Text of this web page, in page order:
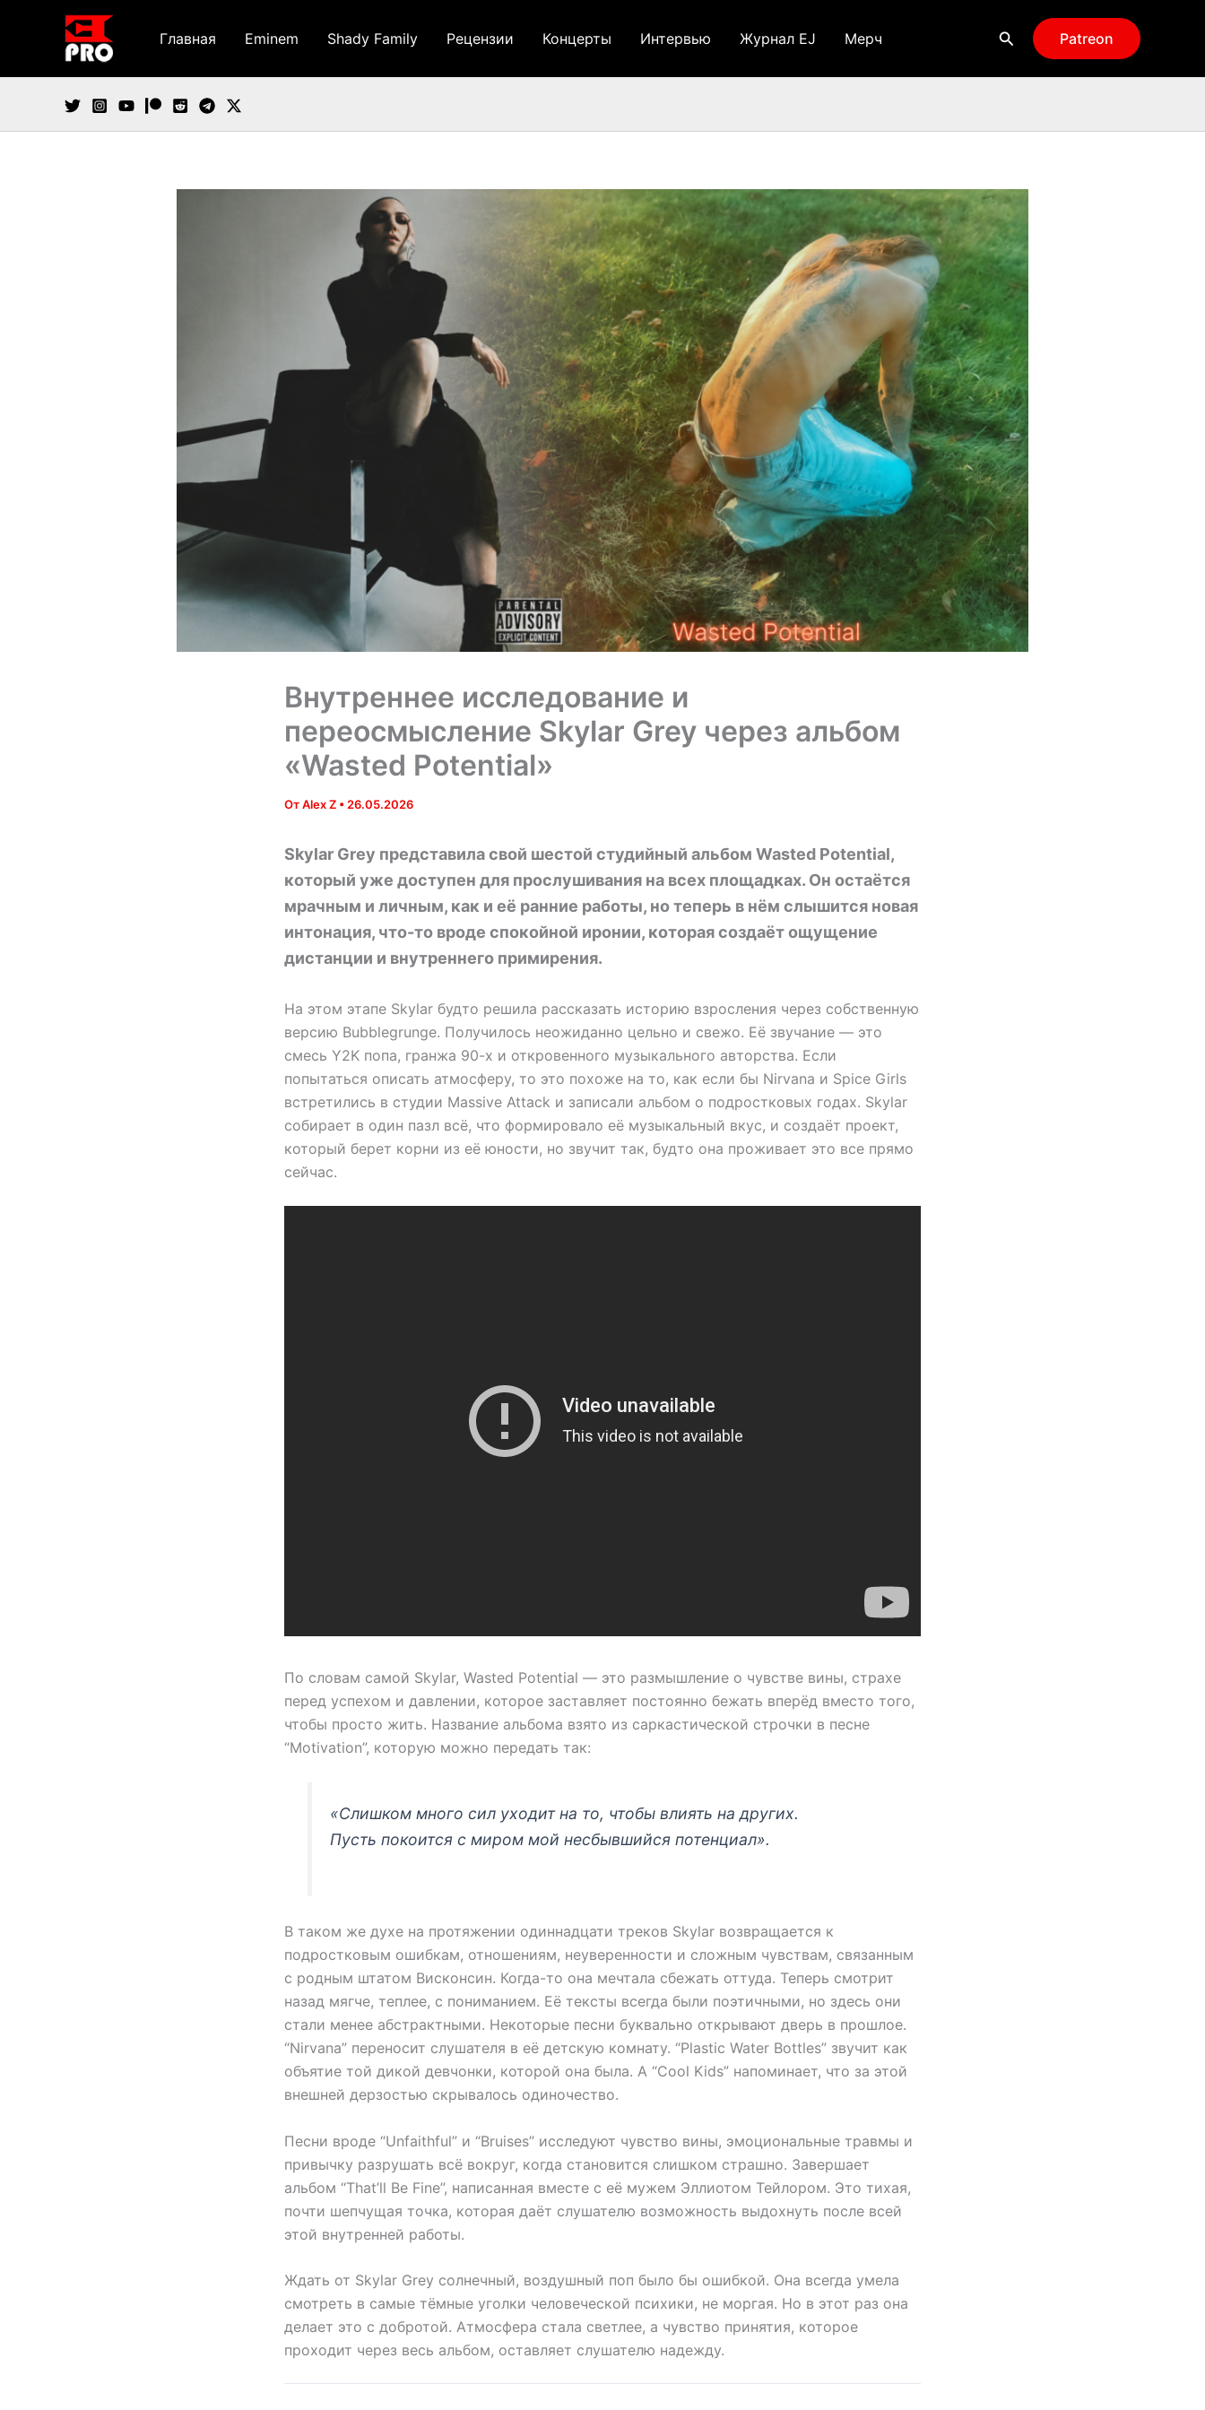
содержимому
Главная Eminem Shady Family Рецензии Концерты Интервью Журнал EJ Мерч Поиск Patreon
Внутреннее исследование и
переосмысление Skylar Grey через альбом
«Wasted Potential»
ОтAlex Z • 26.05.2026
Skylar Grey представила свой шестой студийный альбом Wasted Potential,
который уже доступен для прослушивания на всех площадках. Он остаётся
мрачным и личным, как и её ранние работы, но теперь в нём слышится новая
интонация, что-то вроде спокойной иронии, которая создаёт ощущение
дистанции и внутреннего примирения.
На этом этапе Skylar будто решила рассказать историю взросления через собственную
версию Bubblegrunge. Получилось неожиданно цельно и свежо. Её звучание — это
смесь Y2K попа, гранжа 90-х и откровенного музыкального авторства. Если
попытаться описать атмосферу, то это похоже на то, как если бы Nirvana и Spice Girls
встретились в студии Massive Attack и записали альбом о подростковых годах. Skylar
собирает в один пазл всё, что формировало её музыкальный вкус, и создаёт проект,
который берет корни из её юности, но звучит так, будто она проживает это все прямо
сейчас.
По словам самой Skylar, Wasted Potential — это размышление о чувстве вины, страхе
перед успехом и давлении, которое заставляет постоянно бежать вперёд вместо того,
чтобы просто жить. Название альбома взято из саркастической строчки в песне
“Motivation”, которую можно передать так:
«Слишком много сил уходит на то, чтобы влиять на других.
Пусть покоится с миром мой несбывшийся потенциал».
В таком же духе на протяжении одиннадцати треков Skylar возвращается к
подростковым ошибкам, отношениям, неуверенности и сложным чувствам, связанным
с родным штатом Висконсин. Когда-то она мечтала сбежать оттуда. Теперь смотрит
назад мягче, теплее, с пониманием. Её тексты всегда были поэтичными, но здесь они
стали менее абстрактными. Некоторые песни буквально открывают дверь в прошлое.
“Nirvana” переносит слушателя в её детскую комнату. “Plastic Water Bottles” звучит как
объятие той дикой девчонки, которой она была. А “Cool Kids” напоминает, что за этой
внешней дерзостью скрывалось одиночество.
Песни вроде “Unfaithful” и “Bruises” исследуют чувство вины, эмоциональные травмы и
привычку разрушать всё вокруг, когда становится слишком страшно. Завершает
альбом “That’ll Be Fine”, написанная вместе с её мужем Эллиотом Тейлором. Это тихая,
почти шепчущая точка, которая даёт слушателю возможность выдохнуть после всей
этой внутренней работы.
Ждать от Skylar Grey солнечный, воздушный поп было бы ошибкой. Она всегда умела
смотреть в самые тёмные уголки человеческой психики, не моргая. Но в этот раз она
делает это с добротой. Атмосфера стала светлее, а чувство принятия, которое
проходит через весь альбом, оставляет слушателю надежду.